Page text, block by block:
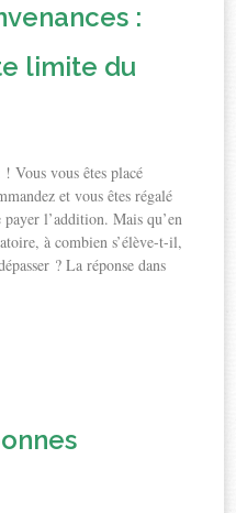
:
limite du
Vous vous êtes placé
et vous êtes régalé
l’addition. Mais qu’en
à combien s’élève-t-il,
? La réponse dans